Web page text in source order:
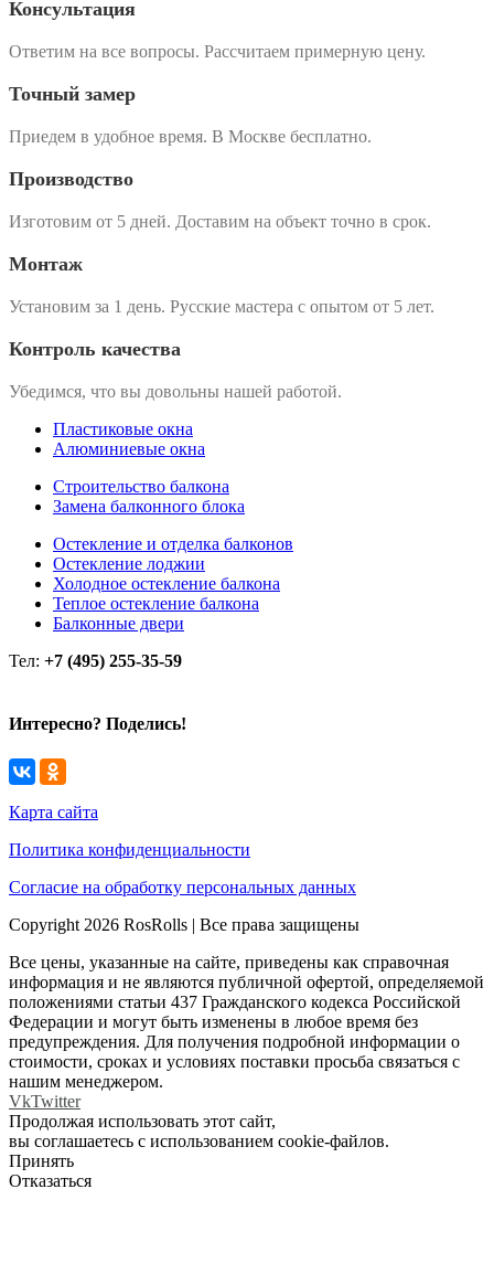
Консультация
Ответим на все вопросы. Рассчитаем примерную цену.
Точный замер
Приедем в удобное время. В Москве бесплатно.
Производство
Изготовим от 5 дней. Доставим на объект точно в срок.
Монтаж
Установим за 1 день. Русские мастера с опытом от 5 лет.
Контроль качества
Убедимся, что вы довольны нашей работой.
Пластиковые окна
Алюминиевые окна
Строительство балкона
Замена балконного блока
Остекление и отделка балконов
Остекление лоджии
Холодное остекление балкона
Теплое остекление балкона
Балконные двери
Тел: +7 (495) 255-35-59
Интересно? Поделись!
Карта сайта
Политика конфиденциальности
Согласие на обработку персональных данных
Copyright 2026 RosRolls | Все права защищены
Все цены, указанные на сайте, приведены как справочная
информация и не являются публичной офертой, определяемой
положениями статьи 437 Гражданского кодекса Российской
Федерации и могут быть изменены в любое время без
предупреждения. Для получения подробной информации о
стоимости, сроках и условиях поставки просьба связаться с
нашим менеджером.
VkTwitter
Продолжая использовать этот сайт,
вы соглашаетесь с использованием cookie-файлов.
Принять
Отказаться